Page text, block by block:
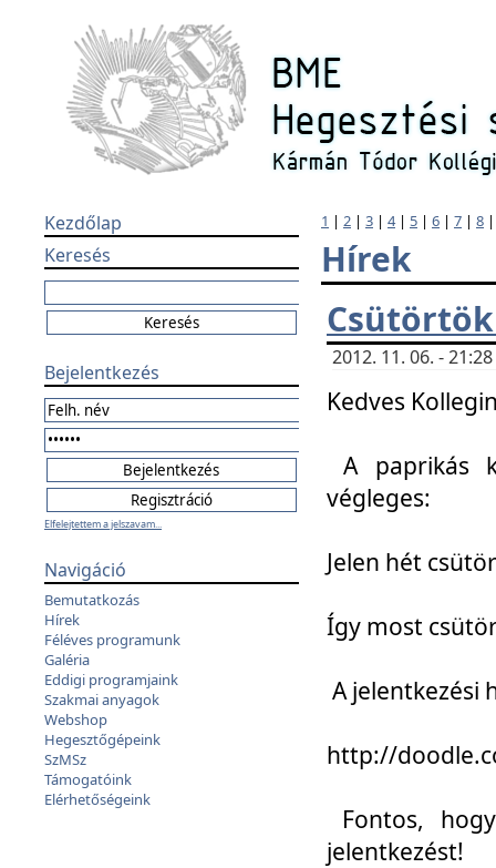
Kezdőlap
Keresés
Bejelentkezés
Elfelejtettem a jelszavam...
Navigáció
Bemutatkozás
Hírek
Féléves programunk
Galéria
Eddigi programjaink
Szakmai anyagok
Webshop
Hegesztőgépeink
SzMSz
Támogatóink
Elérhetőségeink
1 | 2 | 3 | 4| 5 | 6 | 7 | 8
Hírek
2012. 11. 06. -
Kedves
A paprikás
végleges:
Jelen hét
Így most
A jelentkezési
http://
Fontos,
jelentkezést!